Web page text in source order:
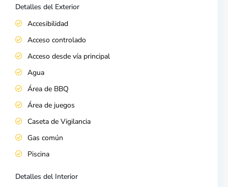
Detalles del Exterior
Accesibilidad
Acceso controlado
Acceso desde vía principal
Agua
Área de BBQ
Área de juegos
Caseta de Vigilancia
Gas común
Piscina
Detalles del Interior